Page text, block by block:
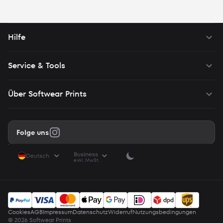
Hilfe
Service & Tools
Über Softwear Prints
Folge uns
Deutsch Business
exkl. MwSt.
CookiesAGBImpressumDatenschutzWiderrufNutzungsbedingungen
© 2026 Softwear Prints